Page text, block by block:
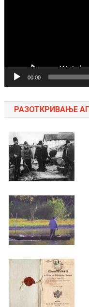
00:00
РАЗОТКРИВАЊЕ